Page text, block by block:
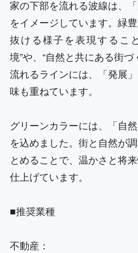
家の下部を流れる波線は、
をイメージしています。緑
抜ける様子を表現するこ
境”や、“自然と共にある街づ
流れるラインには、「発展
味も重ねています。
グリーンカラーには、「自
を込めました。街と自然が
とめることで、温かさと将
仕上げています。
■推奨業種
不動産：